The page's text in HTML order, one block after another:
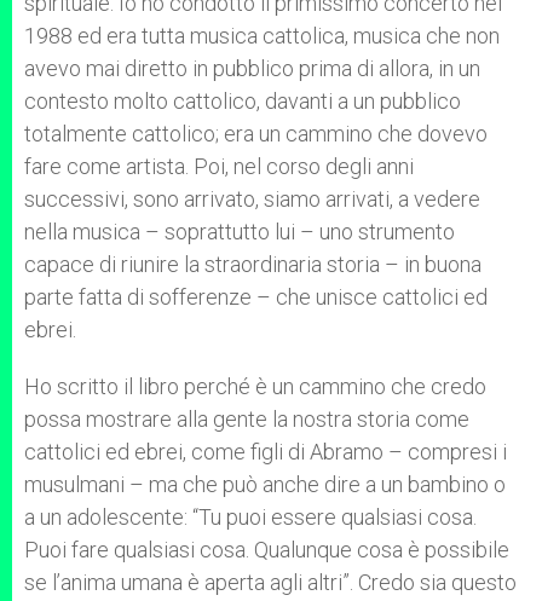
1988 ed era tutta musica cattolica, musica che non
avevo mai diretto in pubblico prima di allora, in un
contesto molto cattolico, davanti a un pubblico
totalmente cattolico; era un cammino che dovevo
fare come artista. Poi, nel corso degli anni
successivi, sono arrivato, siamo arrivati, a vedere
nella musica – soprattutto lui – uno strumento
capace di riunire la straordinaria storia – in buona
parte fatta di sofferenze – che unisce cattolici ed
ebrei.
Ho scritto il libro perché è un cammino che credo
possa mostrare alla gente la nostra storia come
cattolici ed ebrei, come figli di Abramo – compresi i
musulmani – ma che può anche dire a un bambino o
a un adolescente: “Tu puoi essere qualsiasi cosa.
Puoi fare qualsiasi cosa. Qualunque cosa è possibile
se l’anima umana è aperta agli altri”. Credo sia questo